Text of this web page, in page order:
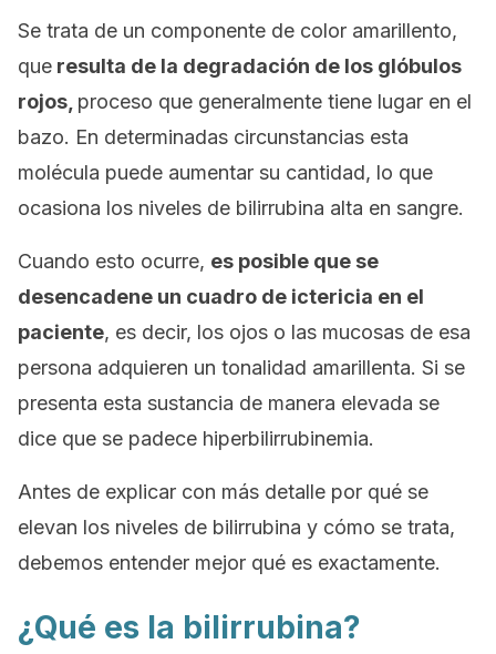
Se trata de un componente de color amarillento,
que resulta de la degradación de los glóbulos
rojos, proceso que generalmente tiene lugar en el
bazo. En determinadas circunstancias esta
molécula puede aumentar su cantidad, lo que
ocasiona los niveles de bilirrubina alta en sangre.
Cuando esto ocurre, es posible que se
desencadene un cuadro de ictericia en el
paciente, es decir, los ojos o las mucosas de esa
persona adquieren un tonalidad amarillenta. Si se
presenta esta sustancia de manera elevada se
dice que se padece hiperbilirrubinemia.
Antes de explicar con más detalle por qué se
elevan los niveles de bilirrubina y cómo se trata,
debemos entender mejor qué es exactamente.
¿Qué es la bilirrubina?